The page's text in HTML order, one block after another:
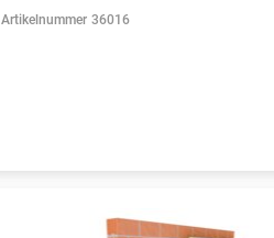
Artikelnummer 36016